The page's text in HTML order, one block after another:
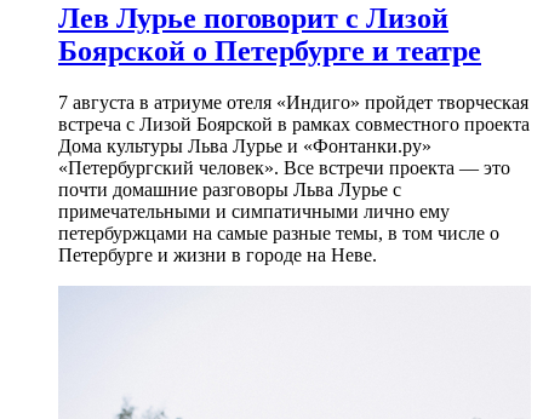
Лев Лурье поговорит с Лизой
Боярской о Петербурге и театре
7 августа в атриуме отеля «Индиго» пройдет творческая
встреча с Лизой Боярской в рамках совместного проекта
Дома культуры Льва Лурье и «Фонтанки.ру»
«Петербургский человек». Все встречи проекта — это
почти домашние разговоры Льва Лурье с
примечательными и симпатичными лично ему
петербуржцами на самые разные темы, в том числе о
Петербурге и жизни в городе на Неве.